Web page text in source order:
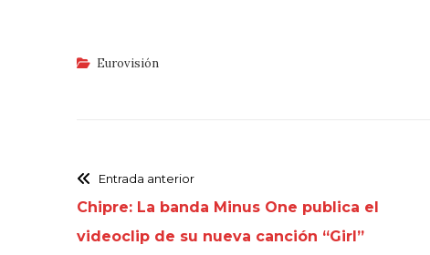
Eurovisión
Entrada anterior
Chipre: La banda Minus One publica el
videoclip de su nueva canción “Girl”